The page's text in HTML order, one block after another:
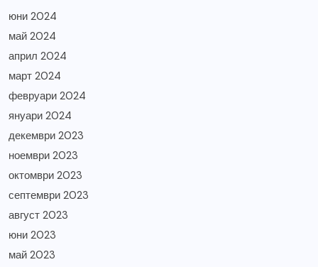
юни 2024
май 2024
април 2024
март 2024
февруари 2024
януари 2024
декември 2023
ноември 2023
октомври 2023
септември 2023
август 2023
юни 2023
май 2023